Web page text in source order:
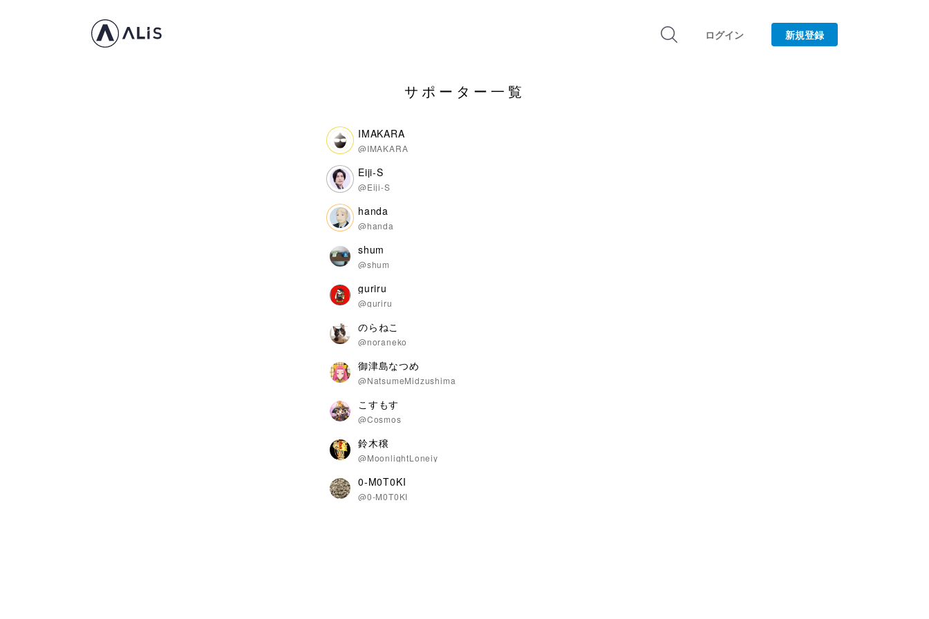
ログイン 新規登録
サポーター一覧
IMAKARA
@IMAKARA
Eiji-S
@Eiji-S
handa
@handa
shum
@shum
guriru
@guriru
のらねこ
@noraneko
御津島なつめ
@NatsumeMidzushima
こすもす
@Cosmos
鈴木穣
@MoonlightLoneiy
0-M0T0KI
@0-M0T0KI